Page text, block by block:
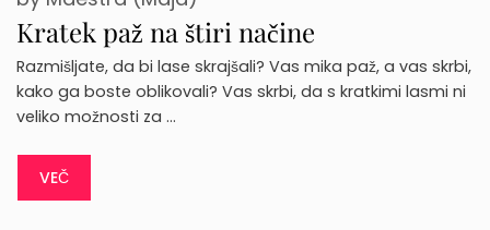
Kratek paž na štiri načine
Razmišljate, da bi lase skrajšali? Vas mika paž, a vas skrbi,
kako ga boste oblikovali? Vas skrbi, da s kratkimi lasmi ni
veliko možnosti za …
VEČ